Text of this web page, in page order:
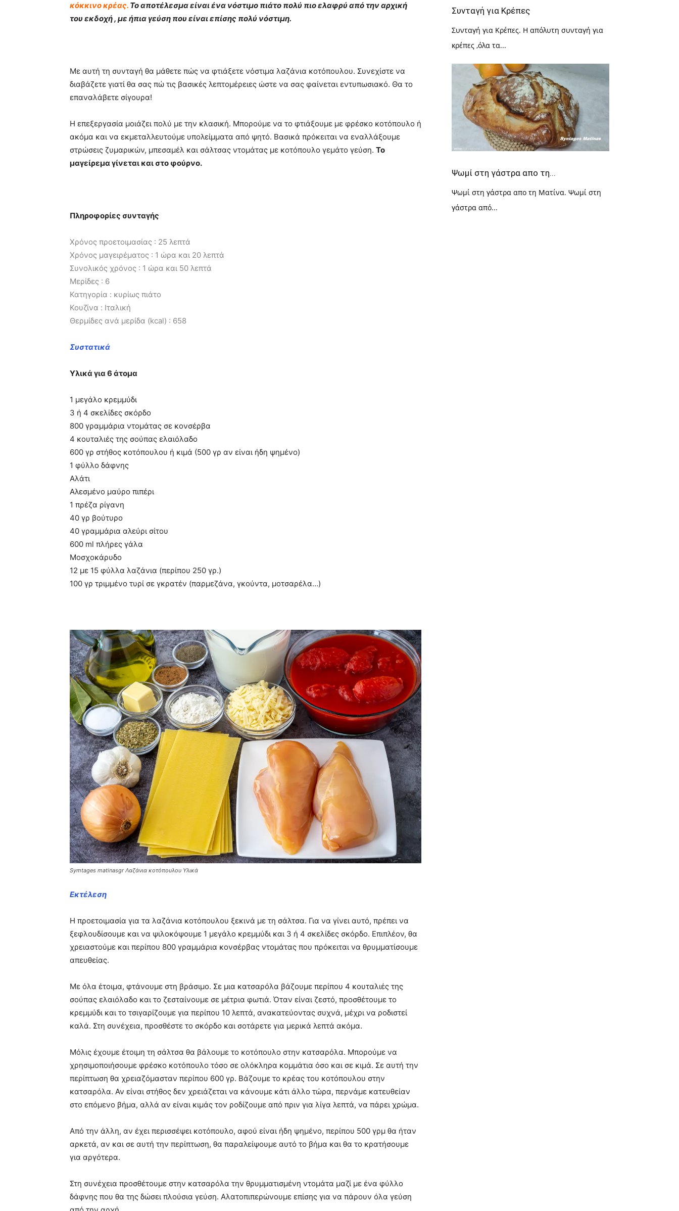
κόκκινο κρέας. Το αποτέλεσμα είναι ένα νόστιμο πιάτο πολύ πιο ελαφρύ από την αρχική
του εκδοχή , με ήπια γεύση που είναι επίσης πολύ νόστιμη.
Με αυτή τη συνταγή θα μάθετε πώς να φτιάξετε νόστιμα λαζάνια κοτόπουλου. Συνεχίστε να
διαβάζετε γιατί θα σας πώ τις βασικές λεπτομέρειες ώστε να σας φαίνεται εντυπωσιακό. Θα το
επαναλάβετε σίγουρα!
Η επεξεργασία μοιάζει πολύ με την κλασική. Μπορούμε να το φτιάξουμε με φρέσκο ​​κοτόπουλο ή
ακόμα και να εκμεταλλευτούμε υπολείμματα από ψητό. Βασικά πρόκειται να εναλλάξουμε
στρώσεις ζυμαρικών, μπεσαμέλ και σάλτσας ντομάτας με κοτόπουλο γεμάτο γεύση. Το
μαγείρεμα γίνεται και στο φούρνο.
Πληροφορίες συνταγής
Χρόνος προετοιμασίας : 25 λεπτά
Χρόνος μαγειρέματος : 1 ώρα και 20 λεπτά
Συνολικός χρόνος : 1 ώρα και 50 λεπτά
Μερίδες : 6
Κατηγορία : κυρίως πιάτο
Κουζίνα : Ιταλική
Θερμίδες ανά μερίδα (kcal) : 658
Συστατικά
Υλικά για 6 άτομα
1 μεγάλο κρεμμύδι
3 ή 4 σκελίδες σκόρδο
800 γραμμάρια ντομάτας σε κονσέρβα
4 κουταλιές της σούπας ελαιόλαδο
600 γρ στήθος κοτόπουλου ή κιμά (500 γρ αν είναι ήδη ψημένο)
1 φύλλο δάφνης
Αλάτι
Αλεσμένο μαύρο πιπέρι
1 πρέζα ρίγανη
40 γρ βούτυρο
40 γραμμάρια αλεύρι σίτου
600 ml πλήρες γάλα
Μοσχοκάρυδο
12 με 15 φύλλα λαζάνια (περίπου 250 γρ.)
100 γρ τριμμένο τυρί σε γκρατέν (παρμεζάνα, γκούντα, μοτσαρέλα…)
Symtages matinasgr Λαζάνια κοτόπουλου Υλικά
Εκτέλεση
Η προετοιμασία για τα λαζάνια κοτόπουλου ξεκινά με τη σάλτσα. Για να γίνει αυτό, πρέπει να
ξεφλουδίσουμε και να ψιλοκόψουμε 1 μεγάλο κρεμμύδι και 3 ή 4 σκελίδες σκόρδο. Επιπλέον, θα
χρειαστούμε και περίπου 800 γραμμάρια κονσέρβας ντομάτας που πρόκειται να θρυμματίσουμε
απευθείας.
Με όλα έτοιμα, φτάνουμε στη βράσιμο. Σε μια κατσαρόλα βάζουμε περίπου 4 κουταλιές της
σούπας ελαιόλαδο και το ζεσταίνουμε σε μέτρια φωτιά. Όταν είναι ζεστό, προσθέτουμε το
κρεμμύδι και το τσιγαρίζουμε για περίπου 10 λεπτά, ανακατεύοντας συχνά, μέχρι να ροδιστεί
καλά. Στη συνέχεια, προσθέστε το σκόρδο και σοτάρετε για μερικά λεπτά ακόμα.
Μόλις έχουμε έτοιμη τη σάλτσα θα βάλουμε το κοτόπουλο στην κατσαρόλα. Μπορούμε να
χρησιμοποιήσουμε φρέσκο ​​κοτόπουλο τόσο σε ολόκληρα κομμάτια όσο και σε κιμά. Σε αυτή την
περίπτωση θα χρειαζόμασταν περίπου 600 γρ. Βάζουμε το κρέας του κοτόπουλου στην
κατσαρόλα. Αν είναι στήθος δεν χρειάζεται να κάνουμε κάτι άλλο τώρα, περνάμε κατευθείαν
στο επόμενο βήμα, αλλά αν είναι κιμάς τον ροδίζουμε από πριν για λίγα λεπτά, να πάρει χρώμα.
Από την άλλη, αν έχει περισσέψει κοτόπουλο, αφού είναι ήδη ψημένο, περίπου 500 γρμ θα ήταν
αρκετά, αν και σε αυτή την περίπτωση, θα παραλείψουμε αυτό το βήμα και θα το κρατήσουμε
για αργότερα.
Στη συνέχεια προσθέτουμε στην κατσαρόλα την θρυμματισμένη ντομάτα μαζί με ένα φύλλο
δάφνης που θα της δώσει πλούσια γεύση. Αλατοπιπερώνουμε επίσης για να πάρουν όλα γεύση
Συνταγή για Κρέπες
Συνταγή για Κρέπες. Η απόλυτη συνταγή για
κρέπες ,όλα τα...
Ψωμί στη γάστρα απο τη...
Ψωμί στη γάστρα απο τη Ματίνα. Ψωμί στη
γάστρα από...